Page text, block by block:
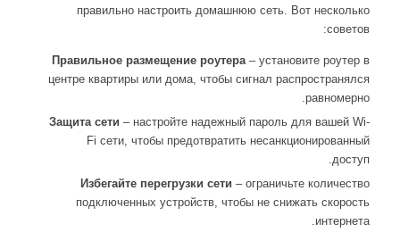
правильно настроить домашнюю сеть. Вот несколько
советов:
Правильное размещение роутера– установите роутер в
центре квартиры или дома, чтобы сигнал распространялся
равномерно.
Защита сети – настройте надежный пароль для вашей Wi-
Fi сети, чтобы предотвратить несанкционированный
доступ.
Избегайте перегрузки сети – ограничьте количество
подключенных устройств, чтобы не снижать скорость
интернета.